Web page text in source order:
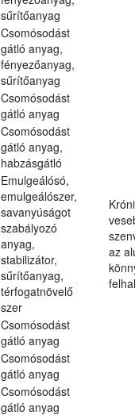
sűrítőanyag
Csomósodást
gátló anyag,
fényezőanyag,
sűrítőanyag
Csomósodást
gátló anyag
Csomósodást
gátló anyag,
habzásgátló
Emulgeálósó,
emulgeálószer,
savanyúságot
szabályozó
anyag,
stabilizátor,
sűrítőanyag,
térfogatnövelő
szer
az
Csomósodást
gátló anyag
Csomósodást
gátló anyag
Csomósodást
gátló anyag